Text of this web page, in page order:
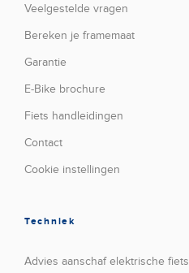
Veelgestelde vragen
Bereken je framemaat
Garantie
E-Bike brochure
Fiets handleidingen
Contact
Cookie instellingen
Techniek
Advies aanschaf elektrische fiets